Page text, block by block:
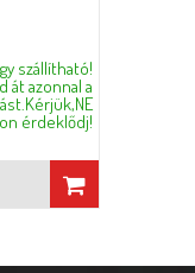
szállítható!
át azonnal a
érdeklődj!